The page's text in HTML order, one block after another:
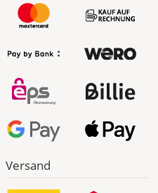
Versand